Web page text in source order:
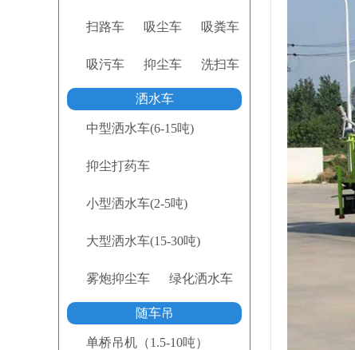
扫路车 吸尘车 吸粪车
吸污车 抑尘车 洗扫车
洒水车
中型洒水车(6-15吨)
抑尘打药车
小型洒水车(2-5吨)
大型洒水车(15-30吨)
雾炮抑尘车 绿化洒水车
随车吊
单桥吊机（1.5-10吨）